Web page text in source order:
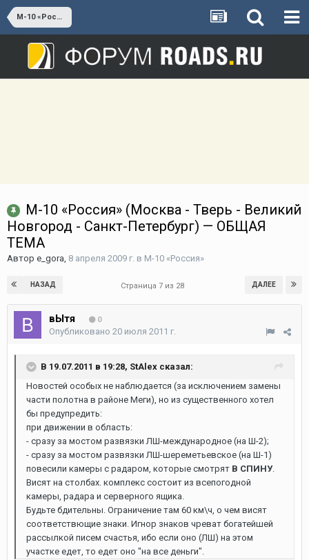
М-10 «Россия»
М-10 «Россия» (Москва - Тверь - Великий
Новгород - Санкт-Петербург) — ОБЩАЯ
ТЕМА
Автор e_gora, 8 апреля 2009 г. в М-10 «Россия»
НАЗАД ДАЛЕЕ
Страница 7 из 28
вЫтя 0
Опубликовано 20 июля 2011 г.
В 19.07.2011 в 19:28, StAlex сказал:
Новостей особых не наблюдается (за исключением замены
части полотна в районе Меги), но из существенного хотел
бы предупредить:
при движении в область:
- сразу за мостом развязки ЛШ-международное (на Ш-2);
- сразу за мостом развязки ЛШ-шереметьевское (на Ш-1)
повесили камеры с радаром, которые смотрят В СПИНУ.
Висят на столбах. комплекс состоит из всепогодной
камеры, радара и серверного ящика.
Будьте бдительны. Ограничение там 60 км\ч, о чем висят
соответствющие знаки. Игнор знаков чреват богатейшей
рассылкой писем счастья, ибо если оно (ЛШ) на этом
участке едет, то едет оно "на все деньги".